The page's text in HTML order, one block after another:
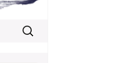
Buscar: